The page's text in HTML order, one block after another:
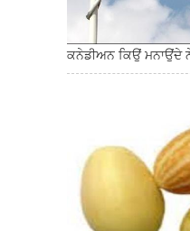
ਕਨੇਡੀਅਨ ਕਿਉਂ ਮਨਾਉਂਦੇ